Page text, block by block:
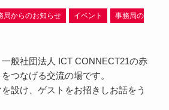
局からのお知らせ イベント
事務局の
一般社団法人 ICT CONNECT21の赤
つなげる交流の場です。
設け、ゲストをお招きしお話をう